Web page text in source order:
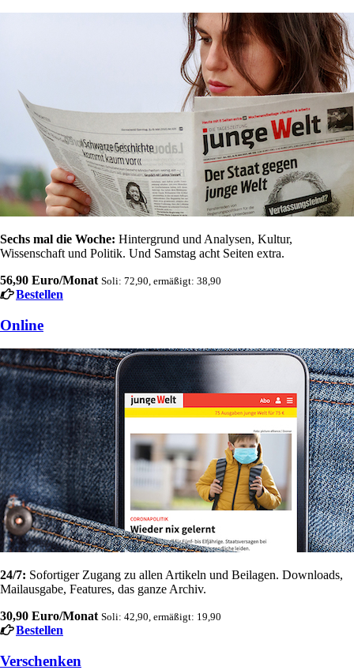
Sechs mal die Woche: Hintergrund und Analysen, Kultur,
Wissenschaft und Politik. Und Samstag acht Seiten extra.
56,90 Euro/Monat Soli: 72,90, ermäßigt: 38,90
Bestellen
Online
24/7: Sofortiger Zugang zu allen Artikeln und Beilagen. Downloads,
Mailausgabe, Features, das ganze Archiv.
30,90 Euro/Monat Soli: 42,90, ermäßigt: 19,90
Bestellen
Verschenken